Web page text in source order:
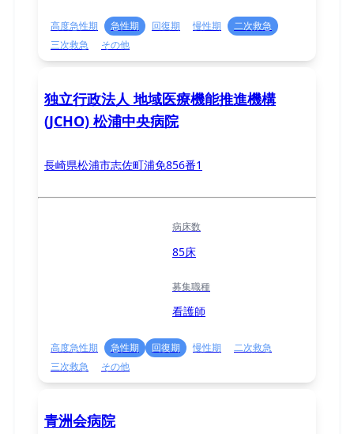
高度急性期 急性期 回復期 慢性期
二次救急
三次救急
その他
独立行政法人 地域医療機能推進機構
(JCHO) 松浦中央病院
長崎県松浦市志佐町浦免856番1
病床数
85床
募集職種
看護師
高度急性期 急性期 回復期 慢性期
二次救急
三次救急
その他
青洲会病院